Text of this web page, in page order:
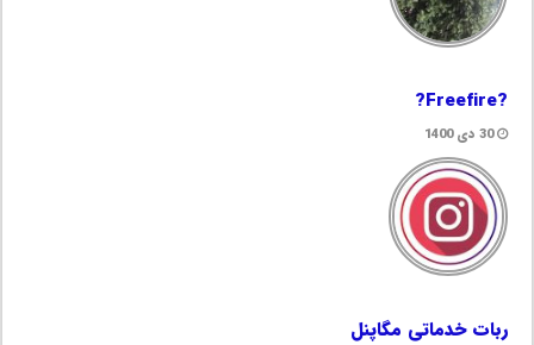
?Freefire?
30 دی 1400
ربات خدماتی مگاپنل